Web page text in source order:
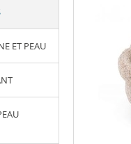
ET PEAU